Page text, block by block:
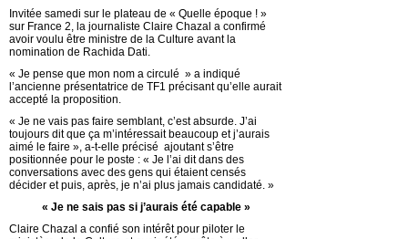
Invitée samedi sur le plateau de « Quelle époque ! »
sur France 2, la journaliste Claire Chazal a confirmé
avoir voulu être ministre de la Culture avant la
nomination de Rachida Dati.
« Je pense que mon nom a circulé » a indiqué
l’ancienne présentatrice de TF1 précisant qu’elle aurait
accepté la proposition.
« Je ne vais pas faire semblant, c’est absurde. J’ai
toujours dit que ça m’intéressait beaucoup et j’aurais
aimé le faire », a-t-elle précisé ajoutant s’être
positionnée pour le poste : « Je l’ai dit dans des
conversations avec des gens qui étaient censés
décider et puis, après, je n’ai plus jamais candidaté. »
« Jene sais pas si j’aurais été capable »
Claire Chazal a confié son intérêt pour piloter le